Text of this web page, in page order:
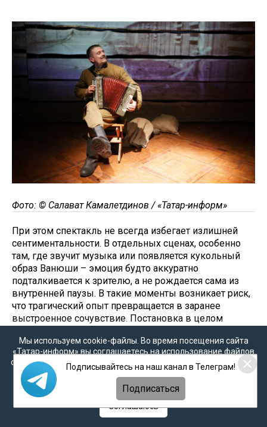
Фото: © Салават Камалетдинов / «Татар-информ»
При этом спектакль не всегда избегает излишней
сентиментальности. В отдельных сценах, особенно
там, где звучит музыка или появляется кукольный
образ Ванюши – эмоция будто аккуратно
подталкивается к зрителю, а не рождается сама из
внутренней паузы. В такие моменты возникает риск,
что трагический опыт превращается в заранее
выстроенное сочувствие. Постановка в целом
откровенную жалость, хотя ощущение
сентиментального давления временами все же
остается — и именно оно подчеркивает, насколько
сложной была работа с текстом, особенно с тем,
который давно стал культовым.
Мы используем cookie-файлы. Во время посещения сайта
«Татар-информ» вы соглашаетесь на использование файлов
cookie в соответствии с настоящим уведомлением, согласием
наобработку персональных данных,Политикой о
персональных данных
Политикой конфиденциальности
Соглашаюсь
Подписывайтесь на наш канал в Телеграм!
Подписаться